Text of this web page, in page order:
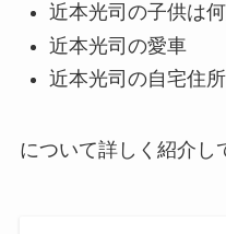
近本光司の子供は
近本光司の愛車
近本光司の自宅住所
について詳しく紹介し